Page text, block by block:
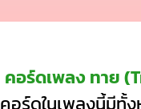
คอร์ดเพลง ทาย